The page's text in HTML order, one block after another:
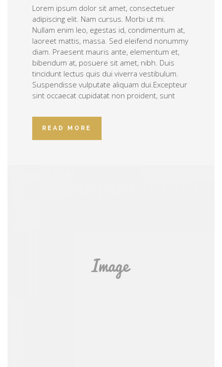
Lorem ipsum dolor sit amet, consectetuer
adipiscing elit. Nam cursus. Morbi ut mi.
Nullam enim leo, egestas id, condimentum at,
laoreet mattis, massa. Sed eleifend nonummy
diam. Praesent mauris ante, elementum et,
bibendum at, posuere sit amet, nibh. Duis
tincidunt lectus quis dui viverra vestibulum.
Suspendisse vulputate aliquam dui.Excepteur
sint occaecat cupidatat non proident, sunt
READ MORE